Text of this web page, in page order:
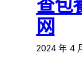
查包
网
2024 年 4